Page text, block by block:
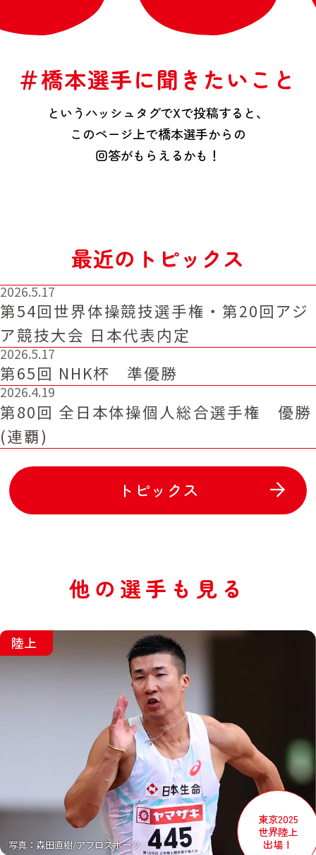
＃橋本選手に聞きたいこと
というハッシュタグでXで投稿すると、
このページ上で橋本選手からの
回答がもらえるかも！
最近のトピックス
2026.5.17
第54回世界体操競技選手権・第20回アジ
ア競技大会 日本代表内定
2026.5.17
第65回 NHK杯 準優勝
2026.4.19
第80回 全日本体操個人総合選手権 優勝
(連覇)
トピックス
他の選手も見る
陸上
写真：森田直樹/アフロスポーツ
東京2025
世界陸上
出場！